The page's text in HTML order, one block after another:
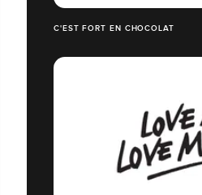
C'EST FORT EN CHOCOLAT